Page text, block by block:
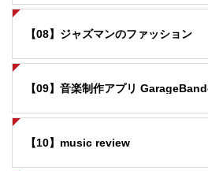
【08】ジャズマンのファッション
【09】音楽制作アプリ
【10】music review